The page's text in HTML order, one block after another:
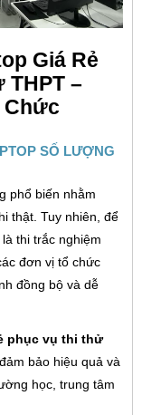
Giá Rẻ
THPT –
Chức
SỐ LƯỢNG
phổ biến nhằm
thật. Tuy nhiên, để
thi trắc nghiệm
đơn vị tổ chức
đồng bộ và dễ
phục vụ thi thử
bảo hiệu quả và
học, trung tâm